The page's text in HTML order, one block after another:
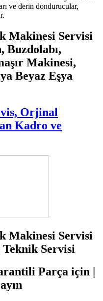
ve derin dondurucular,
Makinesi Servisi
Buzdolabı,
Makinesi,
Beyaz Eşya
Orjinal
Kadro ve
Makinesi Servisi
Teknik Servisi
Parça için |